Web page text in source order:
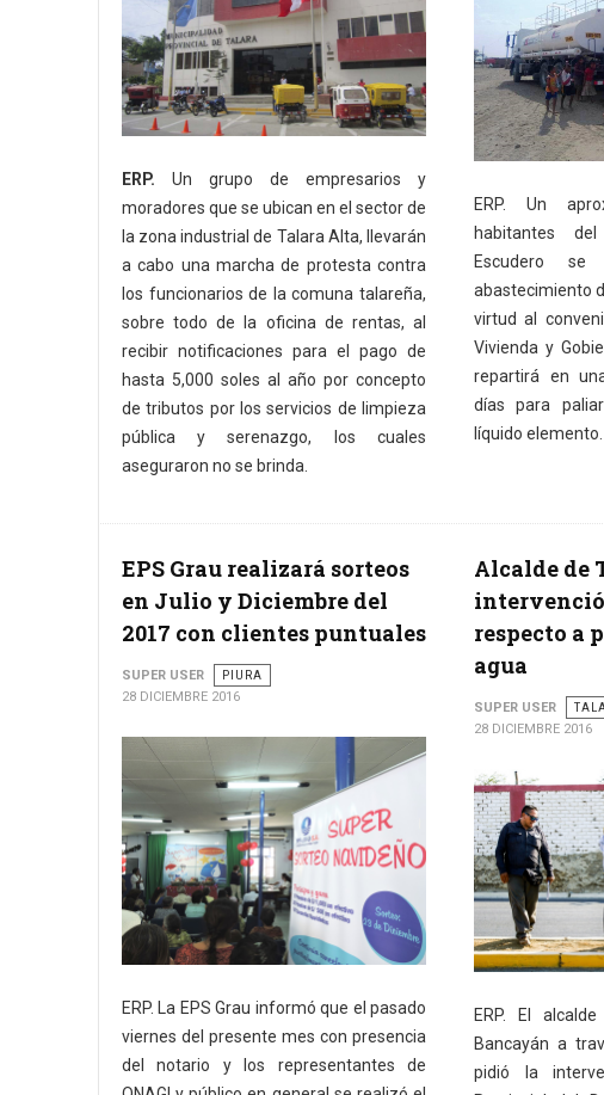
ERP. Un grupo de empresarios y
moradores que se ubican en el sector de
la zona industrial de Talara Alta, llevarán
a cabo una marcha de protesta contra
los funcionarios de la comuna talareña,
sobre todo de la oficina de rentas, al
recibir notificaciones para el pago de
hasta 5,000 soles al año por concepto
de tributos por los servicios de limpieza
pública y serenazgo, los cuales
aseguraron no se brinda.
ERP. Un
habitantes
Escudero
abastecimiento
virtud al
Vivienda y
repartirá en
días para
líquido elemento.
EPS Grau realizará sorteos
en Julio y Diciembre del
2017 con clientes puntuales
SUPER USER
PIURA
28 DICIEMBRE 2016
ERP. La EPS Grau informó que el pasado
viernes del presente mes con presencia
del notario y los representantes de
Alcalde de
respecto a
agua
SUPER USER
28 DICIEMBRE 2016
ERP. El
Bancayán a
pidió la